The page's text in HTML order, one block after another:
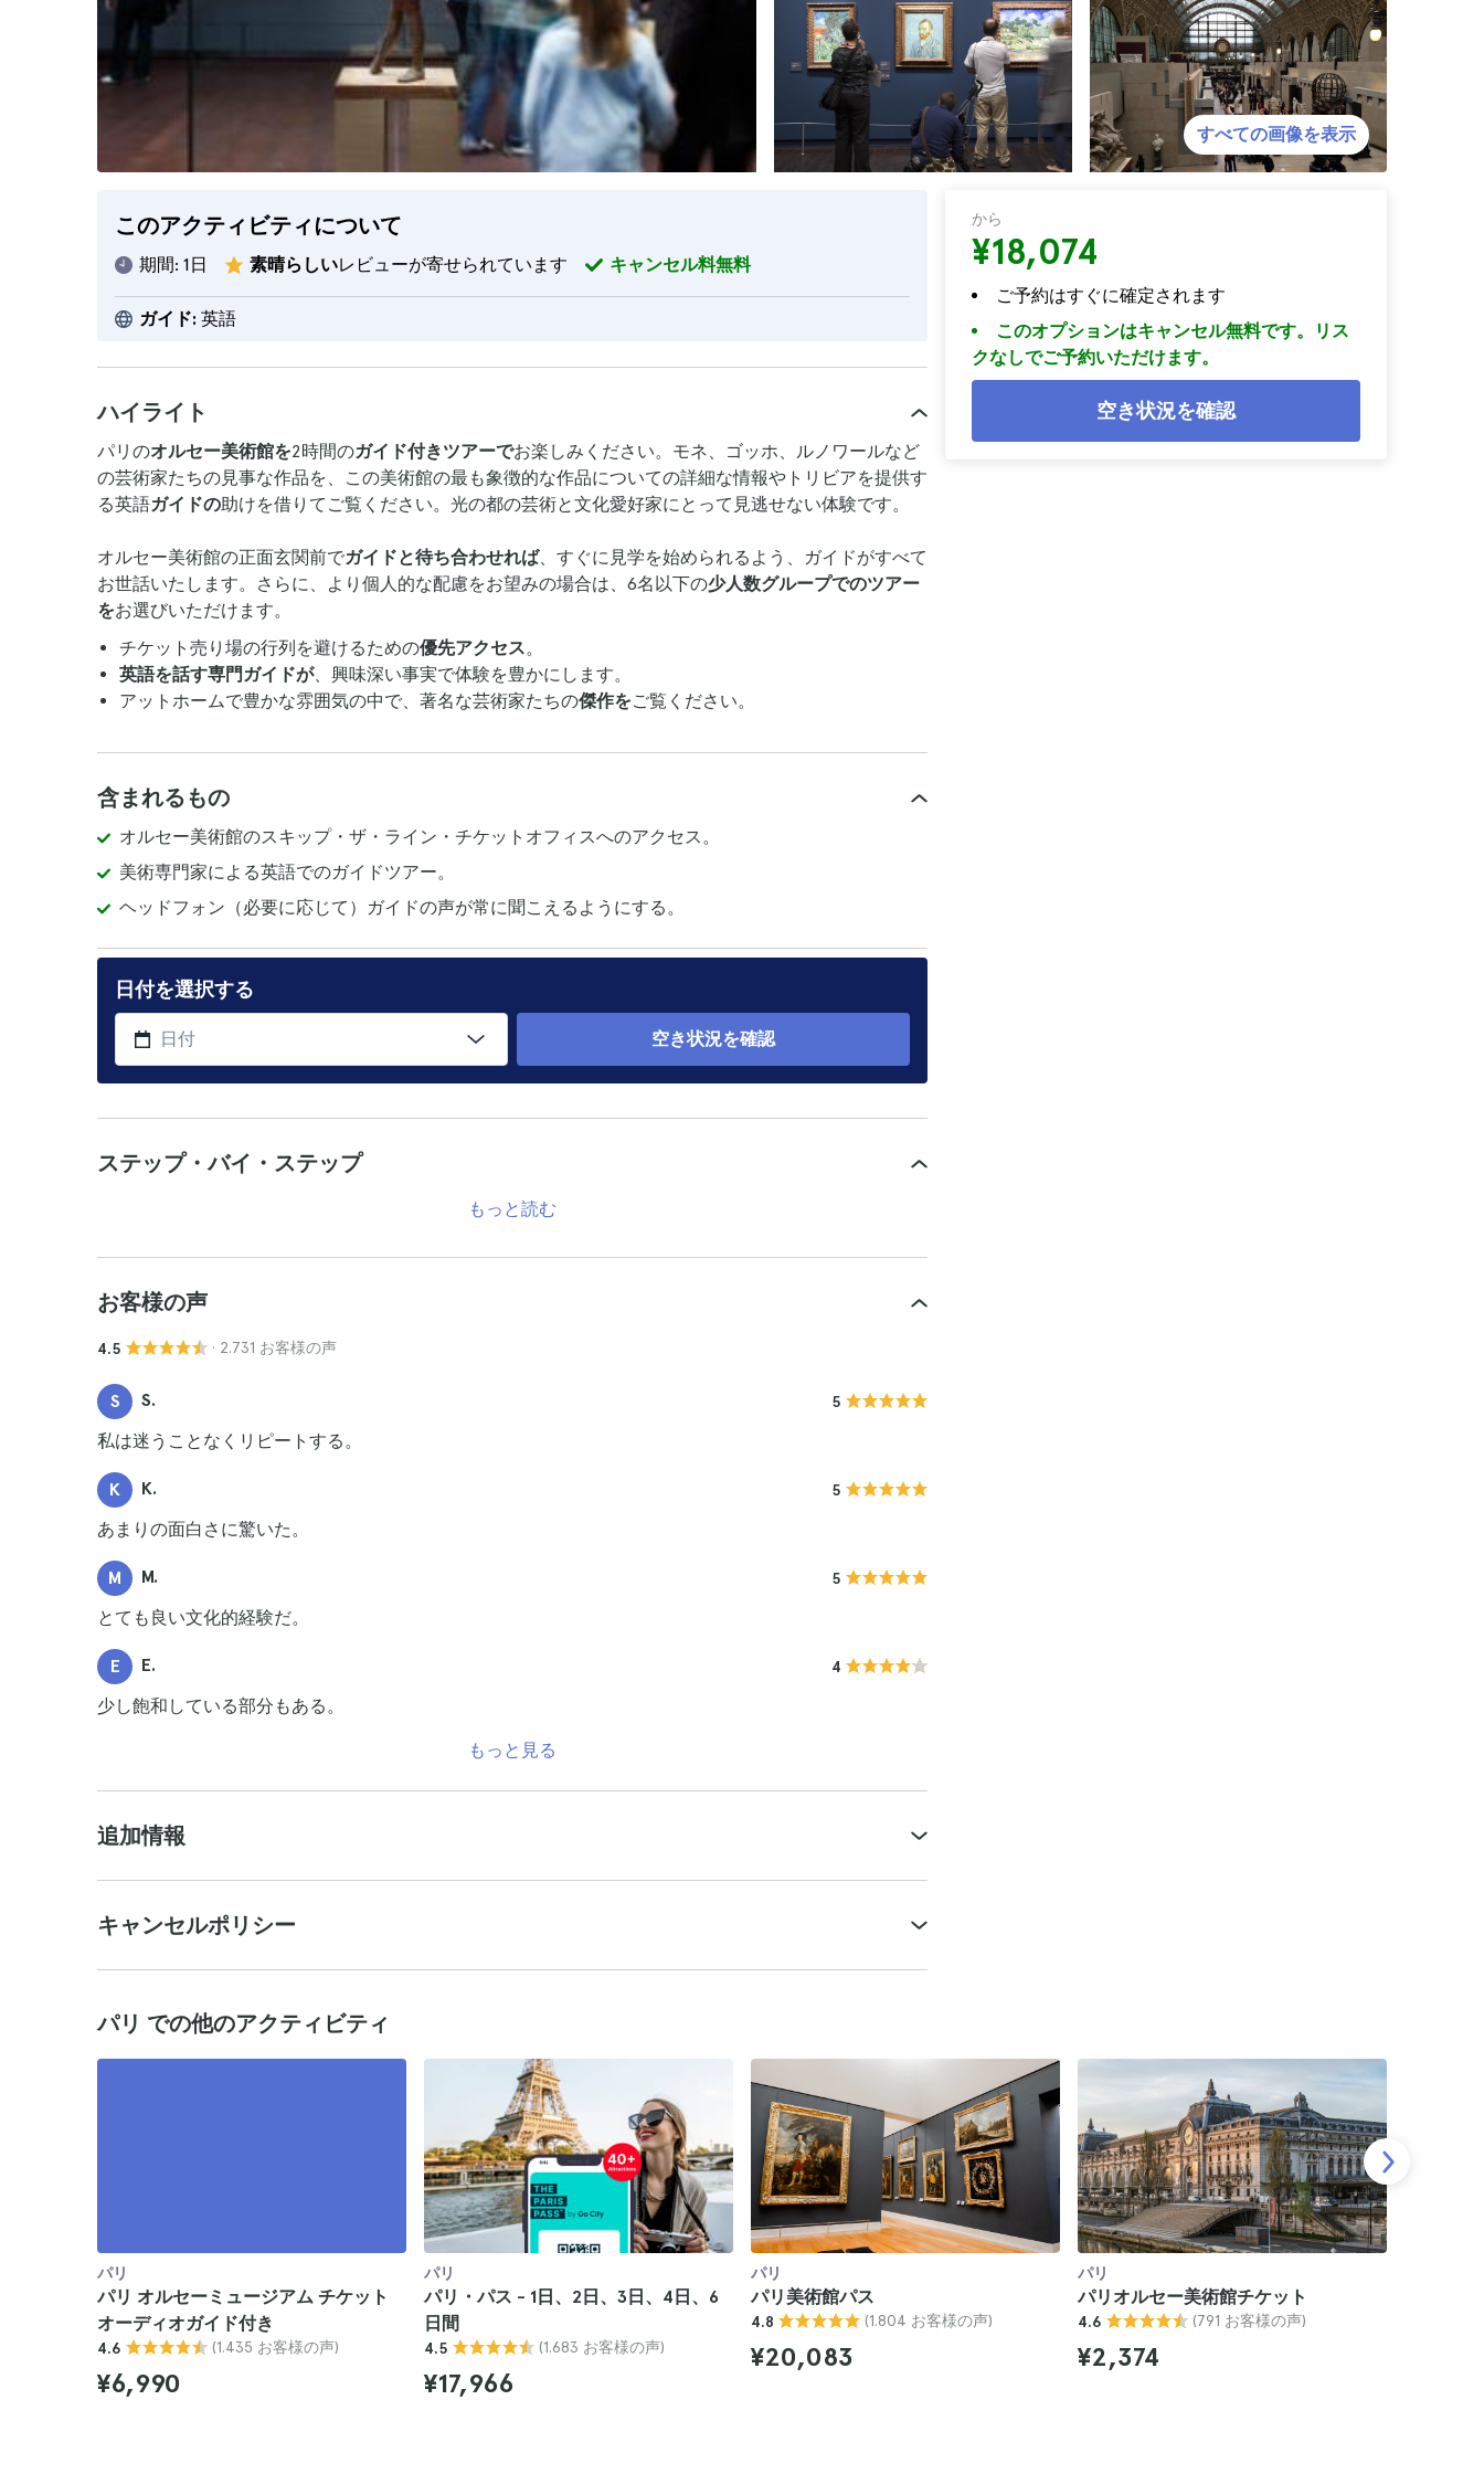
このアクティビティについて
期間: 1日 素晴らしいレビューが寄せられています キャンセル料無料
ガイド: 英語
から
¥18,074
ご予約はすぐに確定されます
このオプションはキャンセル無料です。リス
クなしでご予約いただけます。
空き状況を確認
すべての画像を表示
ハイライト
パリのオルセー美術館を2時間のガイド付きツアーでお楽しみください。モネ、ゴッホ、ルノワールなど
の芸術家たちの見事な作品を、この美術館の最も象徴的な作品についての詳細な情報やトリビアを提供す
る英語ガイドの助けを借りてご覧ください。光の都の芸術と文化愛好家にとって見逃せない体験です。
オルセー美術館の正面玄関前でガイドと待ち合わせれば、すぐに見学を始められるよう、ガイドがすべて
お世話いたします。さらに、より個人的な配慮をお望みの場合は、6名以下の少人数グループでのツアー
をお選びいただけます。
チケット売り場の行列を避けるための優先アクセス。
英語を話す専門ガイドが、興味深い事実で体験を豊かにします。
アットホームで豊かな雰囲気の中で、著名な芸術家たちの傑作をご覧ください。
含まれるもの
オルセー美術館のスキップ・ザ・ライン・チケットオフィスへのアクセス。
美術専門家による英語でのガイドツアー。
ヘッドフォン（必要に応じて）ガイドの声が常に聞こえるようにする。
日付を選択する
空き状況を確認
ステップ・バイ・ステップ
もっと読む
お客様の声
4.5 · 2.731 お客様の声
S S. 5
私は迷うことなくリピートする。
K K. 5
あまりの面白さに驚いた。
M M. 5
とても良い文化的経験だ。
E E. 4
少し飽和している部分もある。
もっと見る
追加情報
キャンセルポリシー
パリ での他のアクティビティ
パリ
パリ オルセーミュージアム チケット
オーディオガイド付き
4.6 (1.435 お客様の声)
¥6,990
パリ
パリ・パス - 1日、2日、3日、4日、6
日間
4.5 (1.683 お客様の声)
¥17,966
パリ
パリ美術館パス
4.8 (1.804 お客様の声)
¥20,083
パリ
パリオルセー美術館チケット
4.6 (791 お客様の声)
¥2,374